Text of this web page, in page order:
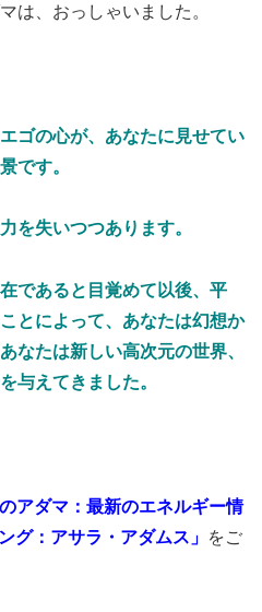
は、おっしゃいました。
ゴの心が、あなたに見せてい
です。
を失いつつあります。
であると目覚めて以後、平
とによって、あなたは幻想か
なたは新しい高次元の世界、
与えてきました。
のアダマ：最新のエネルギー情
グ：アサラ・アダムス」 をご